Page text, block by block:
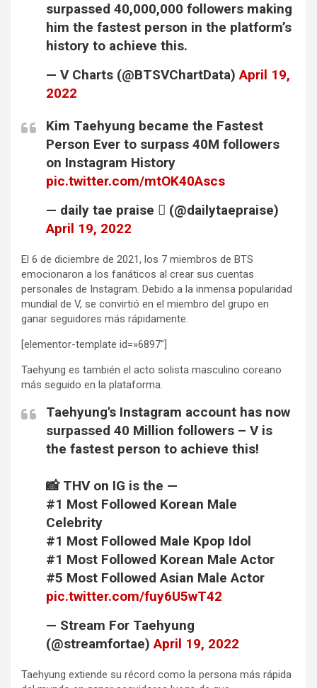
surpassed 40,000,000 followers making
him the fastest person in the platform’s
history to achieve this.
— V Charts (@BTSVChartData)April 19,
2022
Kim Taehyung became the Fastest
Person Ever to surpass 40M followers
on Instagram History
pic.twitter.com/mtOK40Ascs
— daily tae praise  (@dailytaepraise)
April 19, 2022
El 6 de diciembre de 2021, los 7 miembros de BTS
emocionaron a los fanáticos al crear sus cuentas
personales de Instagram. Debido a la inmensa popularidad
mundial de V, se convirtió en el miembro del grupo en
ganar seguidores más rápidamente.
[elementor-template id=»6897″]
Taehyung es también el acto solista masculino coreano
más seguido en la plataforma.
Taehyung's Instagram account has now
surpassed 40 Million followers – V is
the fastest person to achieve this!
📸 THV on IG is the —
#1 Most Followed Korean Male
Celebrity
#1 Most Followed Male Kpop Idol
#1 Most Followed Korean Male Actor
#5 Most Followed Asian Male Actor
pic.twitter.com/fuy6U5wT42
— Stream For Taehyung
(@streamfortae)April 19, 2022
Taehyung extiende su récord como la persona más rápida